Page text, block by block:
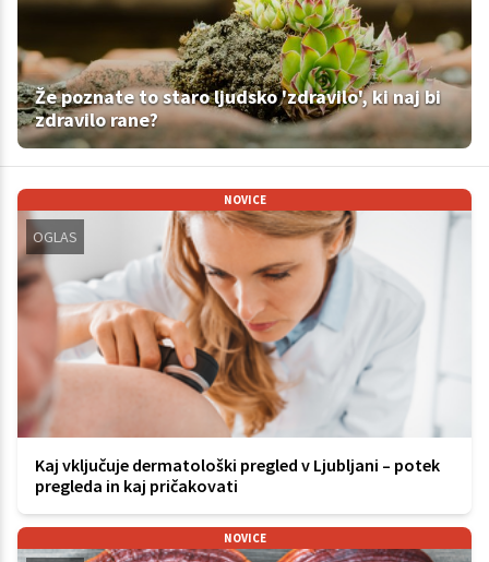
Že poznate to staro ljudsko 'zdravilo', ki naj bi
zdravilo rane?
NOVICE
OGLAS
Kaj vključuje dermatološki pregled v Ljubljani – potek
pregleda in kaj pričakovati
NOVICE